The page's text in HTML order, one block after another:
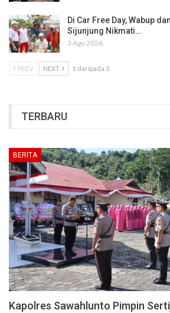
Di Car Free Day, Wabup
Sijunjung Nikmati…
3 Agu 2026
PREV NEXT 1 daripada 2
TERBARU
BERITA
Kapolres Sawahlunto Pimpin